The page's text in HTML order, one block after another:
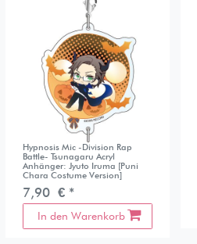
Hypnosis Mic -Division Rap
Battle- Tsunagaru Acryl
Anhänger: Jyuto Iruma [Puni
Chara Costume Version]
7,90 € *
In den Warenkorb